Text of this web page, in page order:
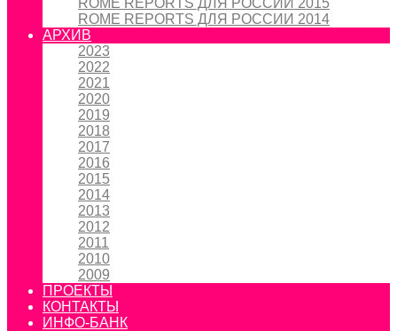
ROME REPORTS ДЛЯ РОССИИ 2015
ROME REPORTS ДЛЯ РОССИИ 2014
АРХИВ
2023
2022
2021
2020
2019
2018
2017
2016
2015
2014
2013
2012
2011
2010
2009
ПРОЕКТЫ
КОНТАКТЫ
ИНФО-БАНК